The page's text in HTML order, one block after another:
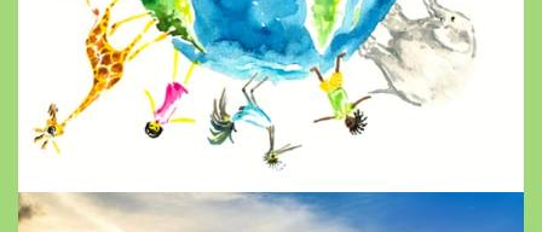
Natura este casa tuturor viețuitoarelor.